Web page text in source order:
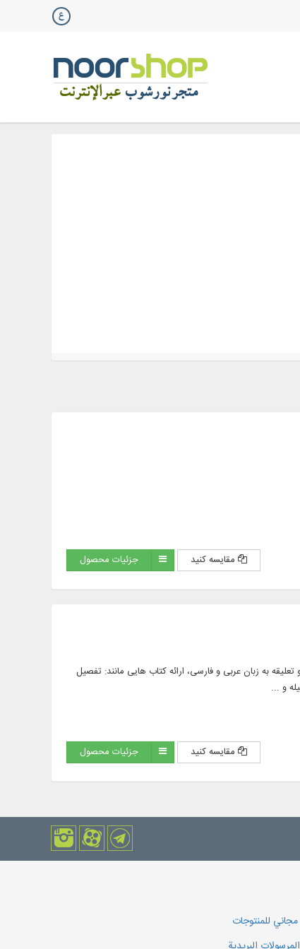
مقایسه کنید جزئیات محصول
و تعلیقه به زبان عربی و فارسی، ارائه کتاب‌ هایی مانند: تفصیل
و ...
مقایسه کنید جزئیات محصول
للمنتوجات